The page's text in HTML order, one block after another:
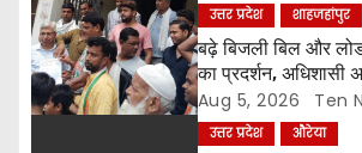
a
t
i
उत्तर प्रदेश शाहजहांपुर
बढ़े बिजली बिल और
का प्रदर्शन, अधिशासी
ज्ञापन
Aug 5, 2026 Ten
उत्तर प्रदेश औरेया